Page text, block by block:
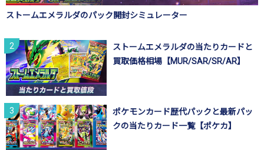
ストームエメラルダのパック開封シミュレーター
ストームエメラルダの当たりカードと
買取価格相場【MUR/SAR/SR/AR】
ポケモンカード歴代パックと最新パッ
クの当たりカード一覧【ポケカ】